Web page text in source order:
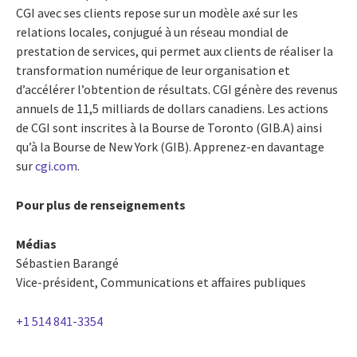
CGI avec ses clients repose sur un modèle axé sur les
relations locales, conjugué à un réseau mondial de
prestation de services, qui permet aux clients de réaliser la
transformation numérique de leur organisation et
d’accélérer l’obtention de résultats. CGI génère des revenus
annuels de 11,5 milliards de dollars canadiens. Les actions
de CGI sont inscrites à la Bourse de Toronto (GIB.A) ainsi
qu’à la Bourse de New York (GIB). Apprenez-en davantage
surcgi.com.
Pour plus de renseignements
Médias
Sébastien Barangé
Vice-président, Communications et affaires publiques
+1 514 841-3354